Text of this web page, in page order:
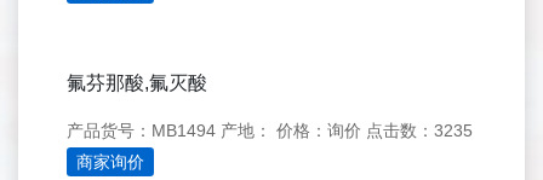
氟芬那酸,氟灭酸
产品货号：MB1494 产地： 价格：询价 点击数：3235
商家询价